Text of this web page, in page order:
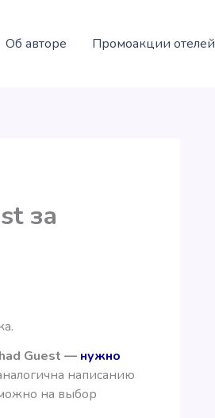
Об авторе Промоакции отелей
за
Guest — нужно
написанию
на выбор